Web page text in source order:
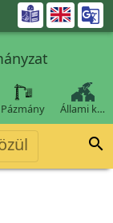

Pázmány Állami k…
